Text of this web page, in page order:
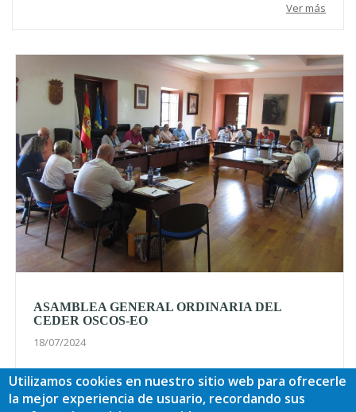
Ver más
ASAMBLEA GENERAL ORDINARIA DEL
CEDER OSCOS-EO
18/07/2024
En la tarde de ayer, miércoles 17 de julio de 2024, se celebró
la asamblea general ordinaria del CEDER Oscos-Eo en la
que se aprobaron las cuentas anuales del 2023, la memoria
Utilizamos cookies en nuestro sitio web para ofrecerle
la mejor experiencia de usuario, recordando sus